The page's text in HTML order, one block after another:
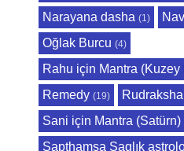
Narayana dasha (1)
Oğlak Burcu (4)
Rahu için Mantra (Kuzey
Remedy (19) Rudraksha
Sani için Mantra (Satürn)
Sapthamsa Saglık